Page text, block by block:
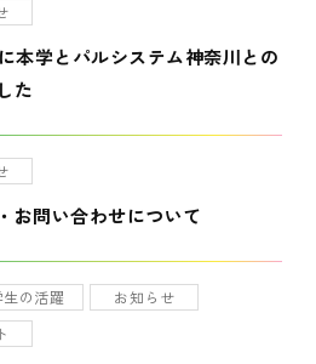
本学とパルシステム神奈川との
た
お問い合わせについて
の活躍
お知らせ